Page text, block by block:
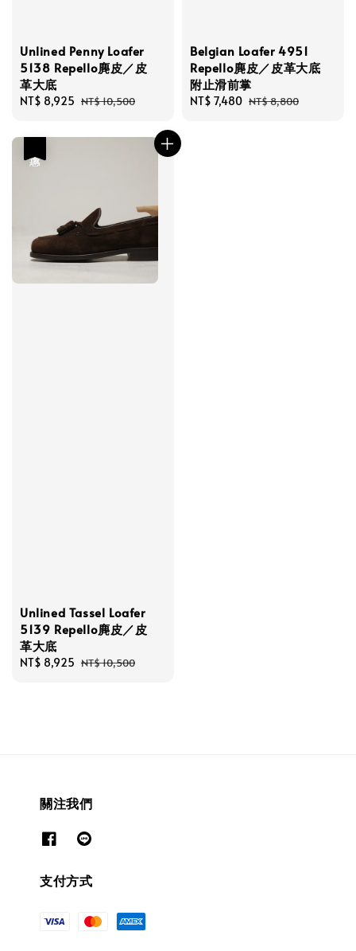
Unlined Penny Loafer
5138 Repello麂皮／皮
革大底
Sale
NT$ 8,925 Regular
NT$ 10,500
Belgian Loafer 4951
Repello麂皮／皮革大底
附止滑前掌
Sale
NT$ 7,480 Regular
NT$ 8,800
Unlined Tassel Loafer
5139 Repello麂皮／皮
革大底
Sale
NT$ 8,925 Regular
NT$ 10,500
關注我們
支付方式